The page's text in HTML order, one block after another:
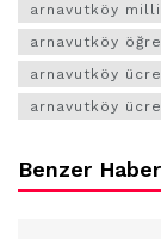
arnavutköy
arnavutköy
arnavutköy
arnavutköy
Benzer